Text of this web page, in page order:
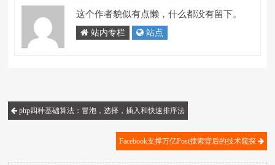
这个作者貌似有点懒，什么都没有留下。
站内专栏 站点
php四种基础算法：冒泡，选择，插入和快速排序法
Facebook支撑万亿Post搜索背后的技术窥探